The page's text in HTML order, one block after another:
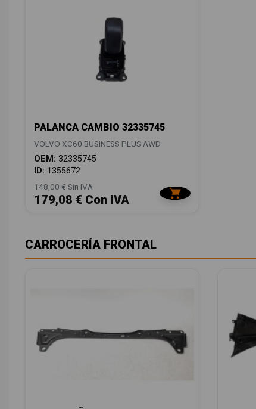
PALANCA CAMBIO 32335745
VOLVO XC60 BUSINESS PLUS AWD
OEM: 32335745
ID: 1355672
148,00 € Sin IVA
179,08 € Con IVA
CARROCERÍA FRONTAL